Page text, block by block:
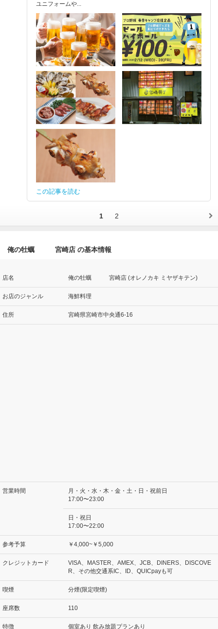
ユニフォームや...
この記事を読む
1 2
俺の牡蠣 宮崎店 の基本情報
店名 俺の牡蠣 宮崎店 (オレノカキ ミヤザキテン)
お店のジャンル 海鮮料理
住所 宮崎県宮崎市中央通6-16
営業時間
月・火・水・木・金・土・日・祝前日
17:00〜23:00
日・祝日
17:00〜22:00
参考予算 ￥4,000~￥5,000
クレジットカード
VISA、MASTER、AMEX、JCB、DINERS、DISCOVE
R、その他交通系IC、ID、QUICpayも可
喫煙 分煙(限定喫煙)
座席数 110
特徴 個室あり 飲み放題プランあり